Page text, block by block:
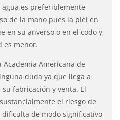
es preferiblemente
de la mano pues la piel en
en su anverso o en el codo y,
es menor.
Academia Americana de
duda ya que llega a
fabricación y venta. El
el riesgo de
de modo significativo